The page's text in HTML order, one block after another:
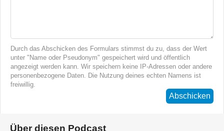
Durch das Abschicken des Formulars stimmst du zu, dass der Wert
unter "Name oder Pseudonym" gespeichert wird und öffentlich
angezeigt werden kann. Wir speichern keine IP-Adressen oder andere
personenbezogene Daten. Die Nutzung deines echten Namens ist
freiwillig.
Abschicken
Über diesen Podcast